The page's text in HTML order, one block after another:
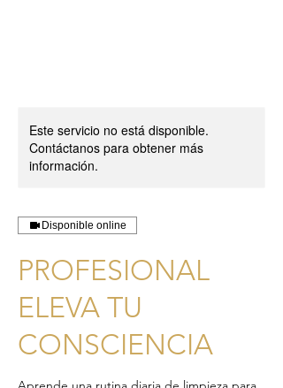
Este servicio no está disponible.
Contáctanos para obtener más
información.
Disponible online
PROFESIONAL
ELEVA TU
CONSCIENCIA